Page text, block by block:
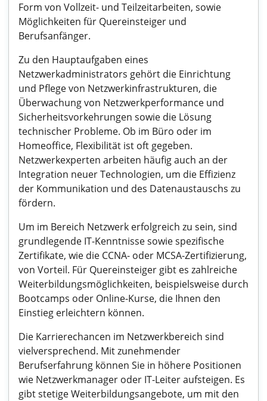
Form von Vollzeit- und Teilzeitarbeiten, sowie
Möglichkeiten für Quereinsteiger und
Berufsanfänger.
Zu den Hauptaufgaben eines
Netzwerkadministrators gehört die Einrichtung
und Pflege von Netzwerkinfrastrukturen, die
Überwachung von Netzwerkperformance und
Sicherheitsvorkehrungen sowie die Lösung
technischer Probleme. Ob im Büro oder im
Homeoffice, Flexibilität ist oft gegeben.
Netzwerkexperten arbeiten häufig auch an der
Integration neuer Technologien, um die Effizienz
der Kommunikation und des Datenaustauschs zu
fördern.
Um im Bereich Netzwerk erfolgreich zu sein, sind
grundlegende IT-Kenntnisse sowie spezifische
Zertifikate, wie die CCNA- oder MCSA-Zertifizierung,
von Vorteil. Für Quereinsteiger gibt es zahlreiche
Weiterbildungsmöglichkeiten, beispielsweise durch
Bootcamps oder Online-Kurse, die Ihnen den
Einstieg erleichtern können.
Die Karrierechancen im Netzwerkbereich sind
vielversprechend. Mit zunehmender
Berufserfahrung können Sie in höhere Positionen
wie Netzwerkmanager oder IT-Leiter aufsteigen. Es
gibt stetige Weiterbildungsangebote, um mit den